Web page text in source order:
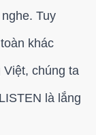
Tuy
khác
Việt, chúng ta
là lắng